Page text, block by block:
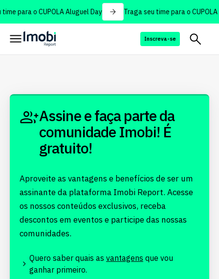
para o CUPOLA Aluguel Day Traga seu time para o CUPOLA
Inscreva-se
Assine e faça parte da
comunidade Imobi! É
gratuito!
Aproveite as vantagens e benefícios de ser um
assinante da plataforma Imobi Report. Acesse
os nossos conteúdos exclusivos, receba
descontos em eventos e participe das nossas
comunidades.
Quero saber quais as vantagens que vou
ganhar primeiro.